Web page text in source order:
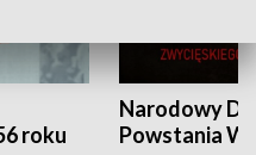
roku
Narodowy
Powstania